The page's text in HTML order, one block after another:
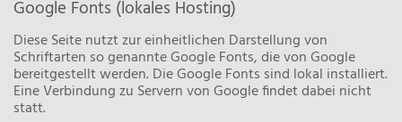
Google Fonts (lokales Hosting)
Diese Seite nutzt zur einheitlichen Darstellung von
Schriftarten so genannte Google Fonts, die von Google
bereitgestellt werden. Die Google Fonts sind lokal installiert.
Eine Verbindung zu Servern von Google findet dabei nicht
statt.